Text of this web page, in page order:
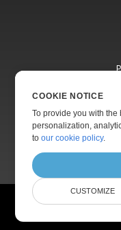
© Aspose Pty
COOKIE NOTICE
To provide you with
personalization,
toour cookie policy.
CUSTOMIZE